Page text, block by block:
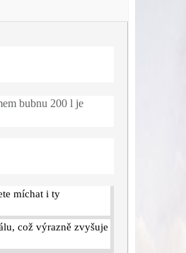
bubnu 200 l je
míchat i ty
což výrazně zvyšuje